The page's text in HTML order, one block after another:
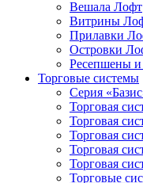
Вешала Лофт
Витрины
Прилавки
Островки
Ресепшены
Торговые системы
Серия
Торговая
Торговая
Торговая
Торговая
Торговая
Торговые